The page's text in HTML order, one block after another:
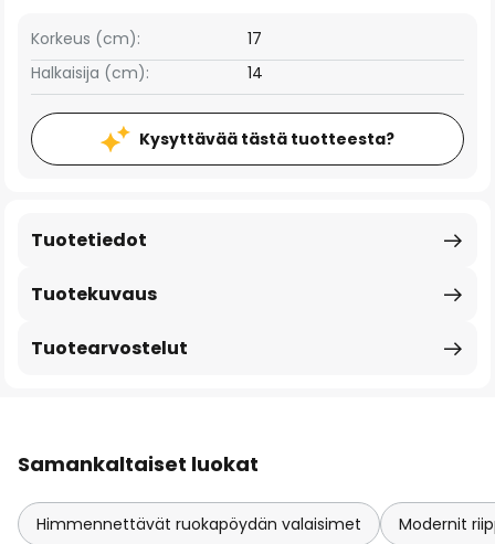
Korkeus (cm):
17
Halkaisija (cm):
14
Kysyttävää tästä tuotteesta?
Tuotekuvaus
Tuotetiedot
Tuotearvostelut
Samankaltaiset luokat
Himmennettävät ruokapöydän valaisimet Modernit